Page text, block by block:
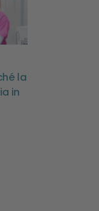
la
in